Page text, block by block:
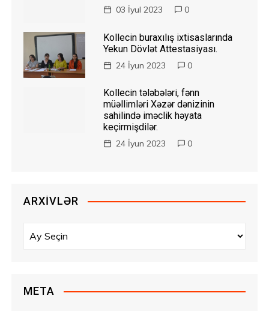
03 İyul 2023 0
Kollecin buraxılış ixtisaslarında
Yekun Dövlət Attestasiyası.
24 İyun 2023 0
Kollecin tələbələri, fənn
müəllimləri Xəzər dənizinin
sahilində iməclik həyata
keçirmişdilər.
24 İyun 2023 0
ARXIVLƏR
v
META